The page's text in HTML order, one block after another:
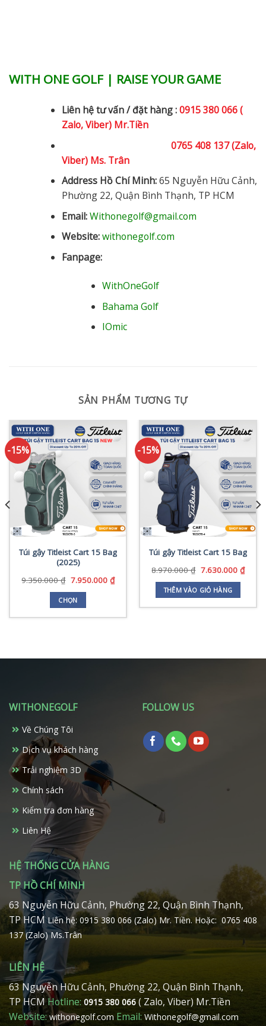
WITH ONE GOLF | RAISE YOUR GAME
Liên hệ tư vấn / đặt hàng :0915 380 066 (
Zalo, Viber) Mr.Tiền
0765 408 137 (Zalo,
Viber) Ms. Trân
Address Hồ Chí Minh:65 Nguyễn Hữu Cảnh,
Phường 22, Quận Bình Thạnh, TP HCM
Email:Withonegolf@gmail.com
Website:withonegolf.com
Fanpage:
WithOneGolf
Bahama Golf
IOmic
SẢN PHẨM TƯƠNG TỰ
-15%
Túi gậy Titleist Cart 15 Bag
(2025)
9.350.000₫ Giá
là:
9.350.000 ₫.
7.950.000 ₫Giá
7.950.000 ₫.
CHỌN
Các
tùy
chọn
thể
được
chọn
trên
trang
sản
-15%
Túi gậy Titleist Cart 15 Bag
8.970.000₫ Giá
là:
8.970.000 ₫.
7.630.000 ₫Giá
THÊM VÀO GIỎ HÀNG
WITHONEGOLF
Về Chúng Tôi
Dịch vụ khách hàng
Trải nghiệm 3D
Chính sách
Kiểm tra đơn hàng
Liên Hệ
FOLLOW US
HỆ THỐNG CỬA HÀNG
TP HỒ CHÍ MINH
63 Nguyễn Hữu Cảnh, Phường 22, Quận Bình Thạnh,
TP HCMLiên hệ: 0915 380 066 (Zalo) Mr. Tiền. Hoặc: 0765 408
137 (Zalo) Ms.Trân
LIÊN HỆ
63 Nguyễn Hữu Cảnh, Phường 22, Quận Bình Thạnh,
TP HCMHotline: 0915 380 066 ( Zalo, Viber) Mr.Tiền
Website:withonegolf.com Email: Withonegolf@gmail.com